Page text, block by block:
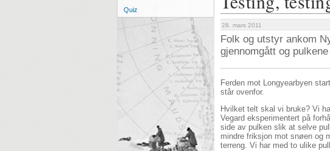
Quiz
28. mars 2011
Folk og utstyr ankom
gjennomgått og
Ferden mot Longyearbyen
står ovenfor.
Hvilket telt skal vi bruke? Vi
Vegard eksperimentert på
side av pulken slik at selve
mindre friksjon mot snøen og
terreng. Vi har med to ulike